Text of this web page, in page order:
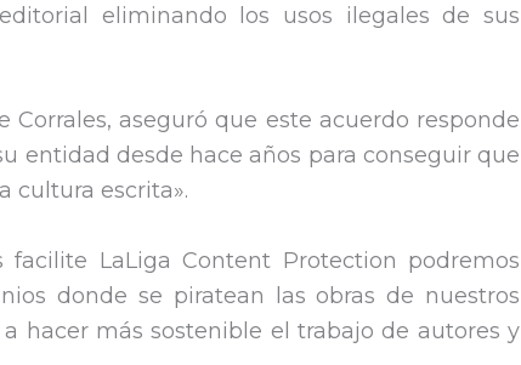
eliminando los usos ilegales de sus
Corrales, aseguró que este acuerdo responde
entidad desde hace años para conseguir que
cultura escrita».
LaLiga Content Protection podremos
donde se piratean las obras de nuestros
hacer más sostenible el trabajo de autores y